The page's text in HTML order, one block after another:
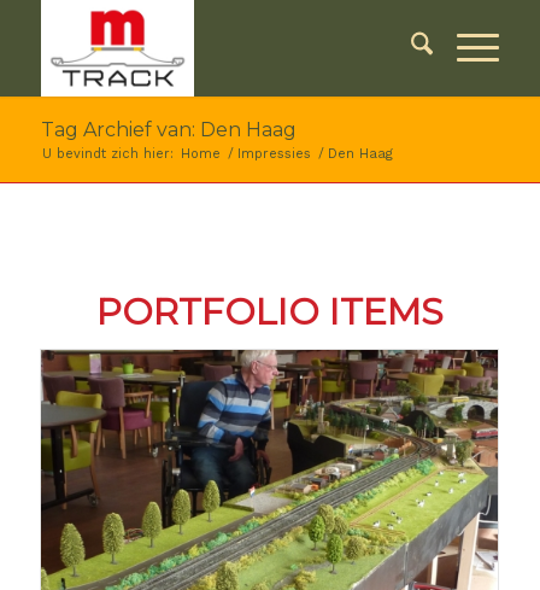
Tag Archief van: Den Haag
U bevindt zich hier: Home / Impressies / Den Haag
PORTFOLIO ITEMS